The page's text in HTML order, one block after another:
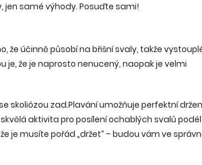
jen samé výhody. Posuďte sami!
že účinně působí na břišní svaly, takže
je, že je naprosto nenucený, naopak je velmi
skoliózou zad.Plavání umožňuje perfektní
aktivita pro posílení ochablých svalů podél
je musíte pořád „držet“ – budou vám ve